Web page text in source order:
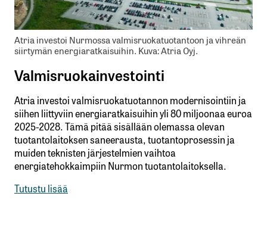
Atria investoi Nurmossa valmisruokatuotantoon ja vihreän
siirtymän energiaratkaisuihin. Kuva: Atria Oyj.
Valmisruokainvestointi
Atria investoi valmisruokatuotannon modernisointiin ja
siihen liittyviin energiaratkaisuihin yli 80 miljoonaa euroa
2025-2028. Tämä pitää sisällään olemassa olevan
tuotantolaitoksen saneerausta, tuotantoprosessin ja
muiden teknisten järjestelmien vaihtoa
energiatehokkaimpiin Nurmon tuotantolaitoksella.
Tutustu lisää